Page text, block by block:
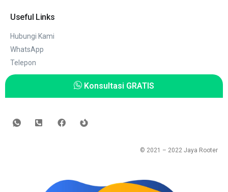
Useful Links
Hubungi Kami
WhatsApp
Telepon
Konsultasi GRATIS
© 2021 – 2022 Jaya Rooter